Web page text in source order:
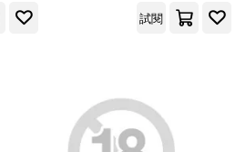
NEO_VIP(1) 試閱